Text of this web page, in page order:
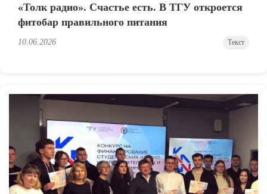
«Толк радио». Счастье есть. В ТГУ откроется
фитобар правильного питания
10.06.2026 Текст